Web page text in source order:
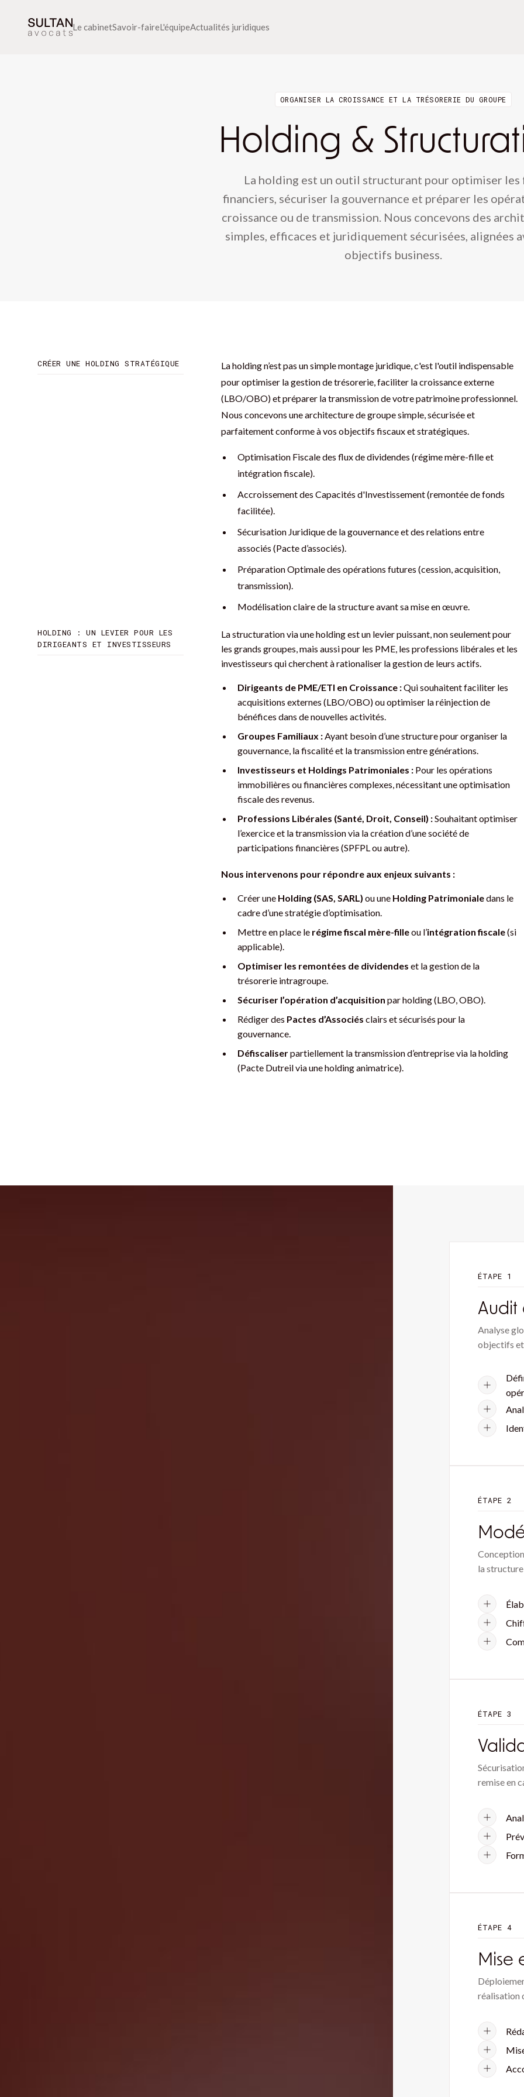
Le cabinetSavoir-faireL'équipeActualités juridiques
ORGANISER LA CROISSANCE ET LA TRÉSORERIE DU GROUPE
Holding &
La holding est un outil structurant pour optimiser les
financiers, sécuriser la gouvernance et préparer les
croissance ou de transmission. Nous concevons des
simples, efficaces et juridiquement sécurisées, alignées
objectifs business.
CRÉER UNE HOLDING STRATÉGIQUE
La holding n’est pas un simple montage juridique, c'est l'outil indispensable
pour optimiser la gestion de trésorerie, faciliter la croissance externe
(LBO/OBO) et préparer la transmission de votre patrimoine professionnel.
Nous concevons une architecture de groupe simple, sécurisée et
parfaitement conforme à vos objectifs fiscaux et stratégiques.
Optimisation Fiscale des flux de dividendes (régime mère-fille et
intégration fiscale).
Accroissement des Capacités d'Investissement (remontée de fonds
facilitée).
Sécurisation Juridique de la gouvernance et des relations entre
associés (Pacte d’associés).
Préparation Optimale des opérations futures (cession, acquisition,
transmission).
Modélisation claire de la structure avant sa mise en œuvre.
HOLDING : UN LEVIER POUR LES
DIRIGEANTS ET INVESTISSEURS
La structuration via une holding est un levier puissant, non seulement pour
les grands groupes, mais aussi pour les PME, les professions libérales et les
investisseurs qui cherchent à rationaliser la gestion de leurs actifs.
Dirigeants de PME/ETI en Croissance :Qui souhaitent faciliter les
acquisitions externes (LBO/OBO) ou optimiser la réinjection de
bénéfices dans de nouvelles activités.
Groupes Familiaux :Ayant besoin d’une structure pour organiser la
gouvernance, la fiscalité et la transmission entre générations.
Investisseurs et Holdings Patrimoniales : Pour les opérations
immobilières ou financières complexes, nécessitant une optimisation
fiscale des revenus.
Professions Libérales (Santé, Droit, Conseil) :Souhaitant optimiser
l’exercice et la transmission via la création d’une société de
participations financières (SPFPL ou autre).
Nous intervenons pour répondre aux enjeux suivants :
Créer une Holding (SAS, SARL) ou une Holding Patrimonialedans le
cadre d’une stratégie d’optimisation.
Mettre en place le régime fiscal mère-filleou l’intégration fiscale(si
applicable).
Optimiser les remontées de dividendes et la gestion de la
trésorerie intragroupe.
Sécuriser l’opération d’acquisition par holding (LBO, OBO).
Rédiger des Pactes d’Associés clairs et sécurisés pour la
gouvernance.
Défiscaliserpartiellement la transmission d’entreprise via la holding
(Pacte Dutreil via une holding animatrice).
ÉTAPE 1
Audit
Analyse
objectifs
ÉTAPE 2
la
ÉTAPE 3
remise en
ÉTAPE 4
Mise
réalisation